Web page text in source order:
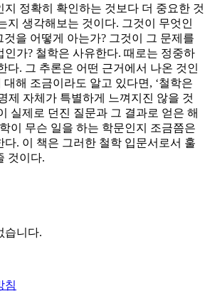
정확히 확인하는 것보다 더 중요한 것
지 생각해보는 것이다. 그것이 무엇인
것을 어떻게 아는가? 그것이 그 문제를
가? 철학은 사유한다. 때로는 정중하
다. 그 추론은 어떤 근거에서 나온 것인
대해 조금이라도 알고 있다면, ‘철학은
제 자체가 특별하게 느껴지진 않을 것
실제로 던진 질문과 그 결과로 얻은 해
이 무슨 일을 하는 학문인지 조금쯤은
다. 이 책은 그러한 철학 입문서로서 훌
것이다.
습니다.
침